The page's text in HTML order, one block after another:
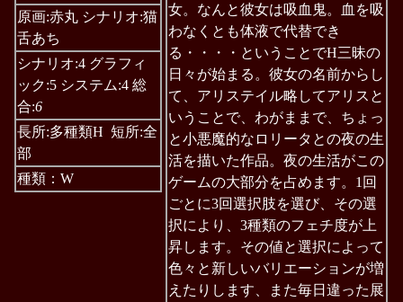
原画:赤丸 シナリオ:猫
舌あち
シナリオ:4 グラフィ
ック:5 システム:4 総
合:6
長所:多種類H 短所:全
部
種類：W
女。なんと彼女は吸血鬼。血を吸
わなくとも体液で代替でき
る・・・・ということでH三昧の
日々が始まる。彼女の名前からし
て、アリステイル略してアリスと
いうことで、わがままで、ちょっ
と小悪魔的なロリータとの夜の生
活を描いた作品。夜の生活がこの
ゲームの大部分を占めます。1回
ごとに3回選択肢を選び、その選
択により、3種類のフェチ度が上
昇します。その値と選択によって
色々と新しいバリエーションが増
えたりします、また毎日違った展